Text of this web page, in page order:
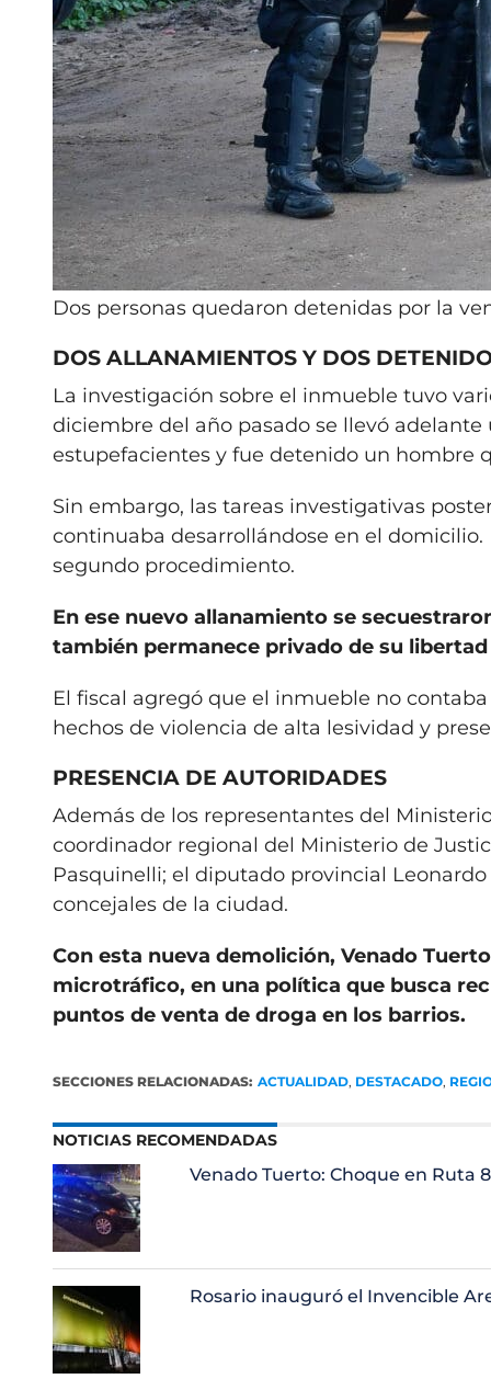
Dos personas quedaron detenidas por la
DOS ALLANAMIENTOS Y DOS
La investigación sobre el inmueble tuvo
diciembre del año pasado se llevó
estupefacientes y fue detenido un hombre
Sin embargo, las tareas investigativas
continuaba desarrollándose en el
segundo procedimiento.
En ese nuevo allanamiento se
también permanece privado de su
El fiscal agregó que el inmueble no
hechos de violencia de alta lesividad y
PRESENCIA DE AUTORIDADES
Además de los representantes del
coordinador regional del Ministerio de
Pasquinelli; el diputado provincial
concejales de la ciudad.
Con esta nueva demolición, Venado
microtráfico, en una política que busca
puntos de venta de droga en los barrios.
SECCIONES RELACIONADAS: ACTUALIDAD, DESTACADO,
NOTICIAS RECOMENDADAS
Venado Tuerto: Choque en Ruta
Rosario inauguró el Invencible